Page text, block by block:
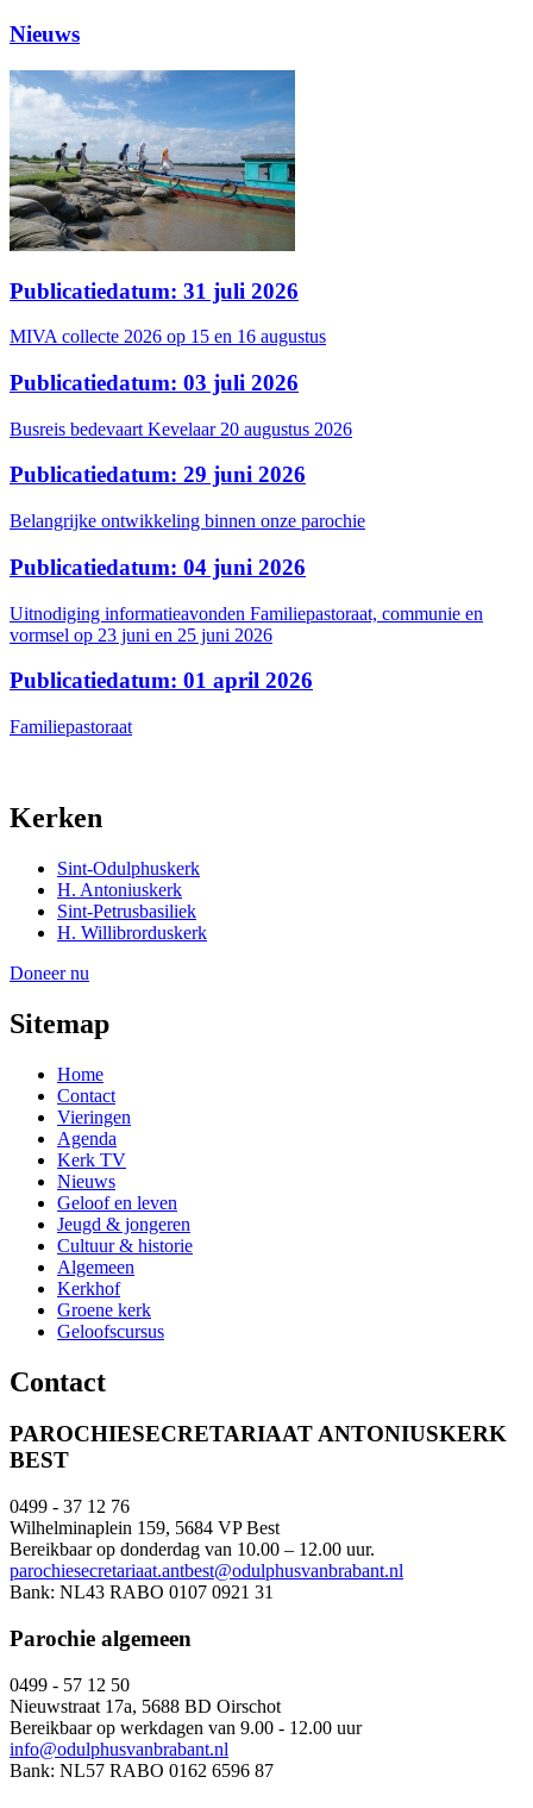
Nieuws
Publicatiedatum: 31 juli 2026
MIVA collecte 2026 op 15 en 16 augustus
Publicatiedatum: 03 juli 2026
Busreis bedevaart Kevelaar 20 augustus 2026
Publicatiedatum: 29 juni 2026
Belangrijke ontwikkeling binnen onze parochie
Publicatiedatum: 04 juni 2026
Uitnodiging informatieavonden Familiepastoraat, communie en
vormsel op 23 juni en 25 juni 2026
Publicatiedatum: 01 april 2026
Familiepastoraat
Kerken
Sint-Odulphuskerk
H. Antoniuskerk
Sint-Petrusbasiliek
H. Willibrorduskerk
Doneer nu
Sitemap
Home
Contact
Vieringen
Agenda
Kerk TV
Nieuws
Geloof en leven
Jeugd & jongeren
Cultuur & historie
Algemeen
Kerkhof
Groene kerk
Geloofscursus
Contact
PAROCHIESECRETARIAAT ANTONIUSKERK
BEST
0499 - 37 12 76
Wilhelminaplein 159, 5684 VP Best
Bereikbaar op donderdag van 10.00 – 12.00 uur.
parochiesecretariaat.antbest@odulphusvanbrabant.nl
Bank: NL43 RABO 0107 0921 31
Parochie algemeen
0499 - 57 12 50
Nieuwstraat 17a, 5688 BD Oirschot
Bereikbaar op werkdagen van 9.00 - 12.00 uur
info@odulphusvanbrabant.nl
Bank: NL57 RABO 0162 6596 87